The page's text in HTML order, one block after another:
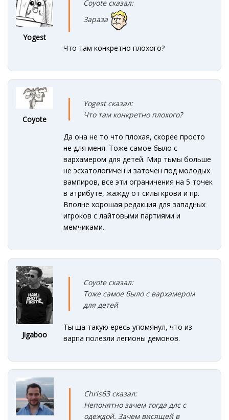
Yogest
Coyote сказал:
Зараза
Что там конкретно плохого?
Coyote
Yogest сказал:
Что там конкретно плохого?
Да она не то что плохая, скорее просто
не для меня. Тоже самое было с
вархамером для детей. Мир тьмы больше
не эсхатологичен и заточен под молодых
вампиров, все эти ограничения на 5 точек
в атрибуте, жажду от силы крови и пр.
Вполне хорошая редакция для западных
игроков с лайтовыми партиями и
мемчиками.
Jigaboo
Coyote сказал:
Тожесамое было с вархамером
длядетей
Ты ща такую ересь упомянул, что из
варпа полезли легионы демонов.
Chris63 сказал:
Непонятно зачем тогда длс с
одеждой. Зачем висящей в